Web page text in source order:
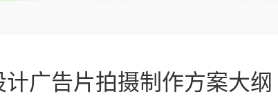
计广告片拍摄制作方案大纲